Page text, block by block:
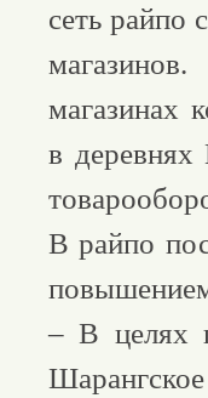
сеть райпо
магазинах
в
В райпо
– В целях